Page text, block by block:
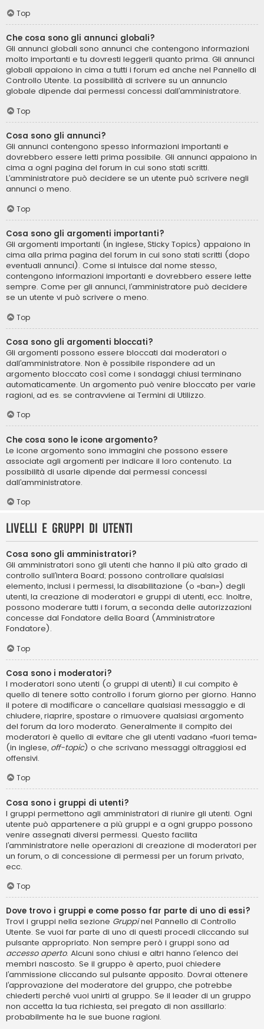
Top
Che cosa sono gli annunci globali?
Gli annunci globali sono annunci che contengono informazioni
molto importanti e tu dovresti leggerli quanto prima. Gli annunci
globali appaiono in cima a tutti i forum ed anche nel Pannello di
Controllo Utente. La possibilità di scrivere su un annuncio
globale dipende dai permessi concessi dall’amministratore.
Top
Cosa sono gli annunci?
Gli annunci contengono spesso informazioni importanti e
dovrebbero essere letti prima possibile. Gli annunci appaiono in
cima a ogni pagina del forum in cui sono stati scritti.
L’amministratore può decidere se un utente può scrivere negli
annunci o meno.
Top
Cosa sono gli argomenti importanti?
Gli argomenti importanti (in inglese, Sticky Topics) appaiono in
cima alla prima pagina del forum in cui sono stati scritti (dopo
eventuali annunci). Come si intuisce dal nome stesso,
contengono informazioni importanti e dovrebbero essere lette
sempre. Come per gli annunci, l’amministratore può decidere
se un utente vi può scrivere o meno.
Top
Cosa sono gli argomenti bloccati?
Gli argomenti possono essere bloccati dai moderatori o
dall’amministratore. Non è possibile rispondere ad un
argomento bloccato così come i sondaggi chiusi terminano
automaticamente. Un argomento può venire bloccato per varie
ragioni, ad es. se contravviene ai Termini di Utilizzo.
Top
Che cosa sono le icone argomento?
Le icone argomento sono immagini che possono essere
associate agli argomenti per indicare il loro contenuto. La
possibilità di usarle dipende dai permessi concessi
dall’amministratore.
Top
Livelli e gruppi di utenti
Cosa sono gli amministratori?
Gli amministratori sono gli utenti che hanno il più alto grado di
controllo sull’intera Board; possono controllare qualsiasi
elemento, inclusi i permessi, la disabilitazione (o «ban») degli
utenti, la creazione di moderatori e gruppi di utenti, ecc. Inoltre,
possono moderare tutti i forum, a seconda delle autorizzazioni
concesse dal Fondatore della Board (Amministratore
Fondatore).
Top
Cosa sono i moderatori?
I moderatori sono utenti (o gruppi di utenti) il cui compito è
quello di tenere sotto controllo i forum giorno per giorno. Hanno
il potere di modificare o cancellare qualsiasi messaggio e di
chiudere, riaprire, spostare o rimuovere qualsiasi argomento
del forum da loro moderato. Generalmente il compito dei
moderatori è quello di evitare che gli utenti vadano «fuori tema»
(in inglese, off-topic) o che scrivano messaggi oltraggiosi ed
offensivi.
Top
Cosa sono i gruppi di utenti?
I gruppi permettono agli amministratori di riunire gli utenti. Ogni
utente può appartenere a più gruppi e a ogni gruppo possono
venire assegnati diversi permessi. Questo facilita
l’amministratore nelle operazioni di creazione di moderatori per
un forum, o di concessione di permessi per un forum privato,
ecc.
Top
Dove trovo i gruppi e come posso far parte di uno di essi?
Trovi i gruppi nella sezione Gruppinel Pannello di Controllo
Utente. Se vuoi far parte di uno di questi procedi cliccando sul
pulsante appropriato. Non sempre però i gruppi sono ad
accesso aperto. Alcuni sono chiusi e altri hanno l’elenco dei
membri nascosto. Se il gruppo è aperto, puoi chiedere
l’ammissione cliccando sul pulsante apposito. Dovrai ottenere
l’approvazione del moderatore del gruppo, che potrebbe
chiederti perché vuoi unirti al gruppo. Se il leader di un gruppo
non accetta la tua richiesta, sei pregato di non assillarlo:
probabilmente ha le sue buone ragioni.